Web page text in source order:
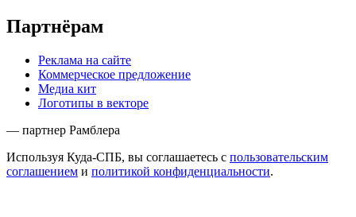
Партнёрам
Реклама на сайте
Коммерческое предложение
Медиа кит
Логотипы в векторе
— партнер Рамблера
Используя Куда-СПБ, вы соглашаетесь с пользовательским
соглашением и политикой конфиденциальности.